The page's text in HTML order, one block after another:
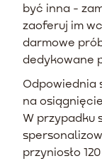
być inna -
zaoferuj im
darmowe
dedykowane
Odpowiednia
na
W przypadku
przyniosło